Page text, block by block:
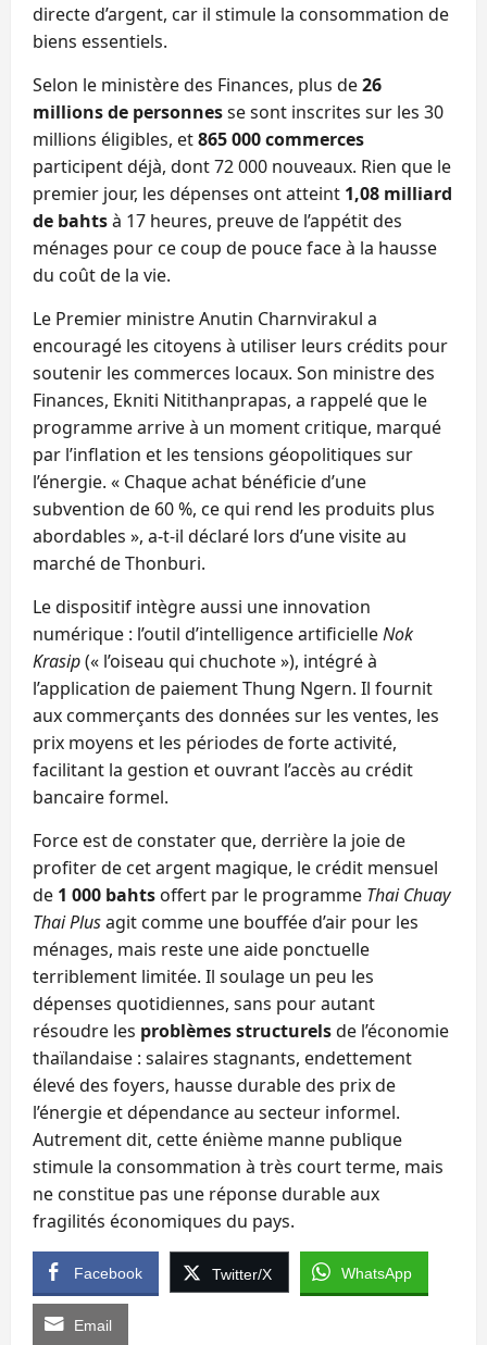
directe d’argent, car il stimule la consommation de
biens essentiels.
Selon le ministère des Finances, plus de26
millions de personnesse sont inscrites sur les 30
millions éligibles, et865 000 commerces
participent déjà, dont 72 000 nouveaux. Rien que le
premier jour, les dépenses ont atteint 1,08 milliard
de bahtsà 17 heures, preuve de l’appétit des
ménages pour ce coup de pouce face à la hausse
du coût de la vie.
Le Premier ministre Anutin Charnvirakul a
encouragé les citoyens à utiliser leurs crédits pour
soutenir les commerces locaux. Son ministre des
Finances, Ekniti Nitithanprapas, a rappelé que le
programme arrive à un moment critique, marqué
par l’inflation et les tensions géopolitiques sur
l’énergie. « Chaque achat bénéficie d’une
subvention de 60 %, ce qui rend les produits plus
abordables », a‑t‑il déclaré lors d’une visite au
marché de Thonburi.
Le dispositif intègre aussi une innovation
numérique : l’outil d’intelligence artificielleNok
Krasip(« l’oiseau qui chuchote »), intégré à
l’application de paiement Thung Ngern. Il fournit
aux commerçants des données sur les ventes, les
prix moyens et les périodes de forte activité,
facilitant la gestion et ouvrant l’accès au crédit
bancaire formel.
Force est de constater que, derrière la joie de
profiter de cet argent magique, le crédit mensuel
de 1 000 bahts offert par le programme Thai Chuay
Thai Plusagit comme une bouffée d’air pour les
ménages, mais reste une aide ponctuelle
terriblement limitée. Il soulage un peu les
dépenses quotidiennes, sans pour autant
résoudre les problèmes structurelsde l’économie
thaïlandaise : salaires stagnants, endettement
élevé des foyers, hausse durable des prix de
l’énergie et dépendance au secteur informel.
Autrement dit, cette énième manne publique
stimule la consommation à très court terme, mais
ne constitue pas une réponse durable aux
fragilités économiques du pays.
Facebook Twitter/X WhatsApp
Email